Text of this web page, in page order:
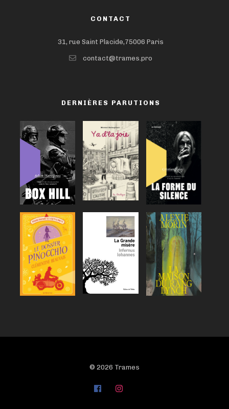
CONTACT
31, rue Saint Placide,75006 Paris
contact@trames.pro
DERNIÈRES PARUTIONS
© 2026 Trames